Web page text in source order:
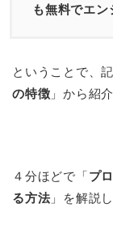
も無料でエン
ということで、
の特徴 」から紹
４分ほどで「プ
る方法」を解説